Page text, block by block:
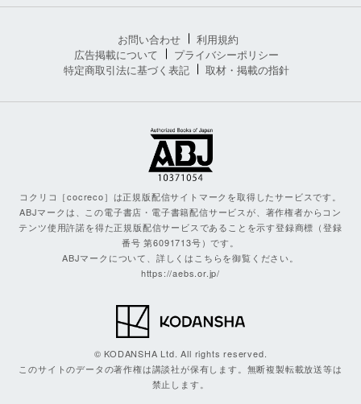
お問い合わせ
利用規約
広告掲載について
プライバシーポリシー
特定商取引法に基づく表記
取材・掲載の指針
コクリコ［cocreco］は正規版配信サイトマークを取得したサービスです。
ABJマークは、この電子書店・電子書籍配信サービスが、著作権者からコン
テンツ使用許諾を得た正規版配信サービスであることを示す登録商標（登録
番号 第6091713号）です。
ABJマークについて、詳しくはこちらを御覧ください。
https://aebs.or.jp/
© KODANSHA Ltd. All rights reserved.
このサイトのデータの著作権は講談社が保有します。無断複製転載放送等は
禁止します。